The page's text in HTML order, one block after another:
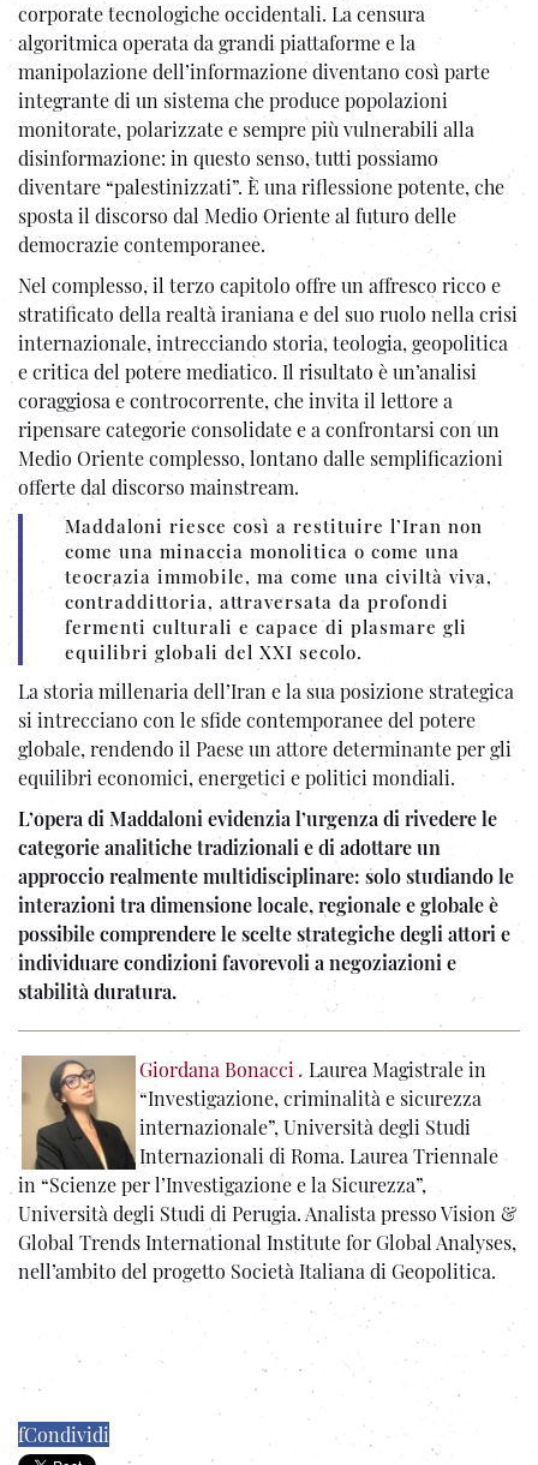
corporate tecnologiche occidentali. La censura
algoritmica operata da grandi piattaforme e la
manipolazione dell’informazione diventano così parte
integrante di un sistema che produce popolazioni
monitorate, polarizzate e sempre più vulnerabili alla
disinformazione: in questo senso, tutti possiamo
diventare “palestinizzati”. È una riflessione potente, che
sposta il discorso dal Medio Oriente al futuro delle
democrazie contemporanee.
Nel complesso, il terzo capitolo offre un affresco ricco e
stratificato della realtà iraniana e del suo ruolo nella crisi
internazionale, intrecciando storia, teologia, geopolitica
e critica del potere mediatico. Il risultato è un’analisi
coraggiosa e controcorrente, che invita il lettore a
ripensare categorie consolidate e a confrontarsi con un
Medio Oriente complesso, lontano dalle semplificazioni
offerte dal discorso mainstream.
Maddaloni riesce così a restituire l’Iran non
come una minaccia monolitica o come una
teocrazia immobile, ma come una civiltà viva,
contraddittoria, attraversata da profondi
fermenti culturali e capace di plasmare gli
equilibri globali del XXI secolo.
La storia millenaria dell’Iran e la sua posizione strategica
si intrecciano con le sfide contemporanee del potere
globale, rendendo il Paese un attore determinante per gli
equilibri economici, energetici e politici mondiali.
L’opera di Maddaloni evidenzia l’urgenza di rivedere le
categorie analitiche tradizionali e di adottare un
approccio realmente multidisciplinare: solo studiando le
interazioni tra dimensione locale, regionale e globale è
possibile comprendere le scelte strategiche degli attori e
individuare condizioni favorevoli a negoziazioni e
stabilità duratura.
Giordana Bonacci . Laurea Magistrale in
“Investigazione, criminalità e sicurezza
internazionale”, Università degli Studi
Internazionali di Roma. Laurea Triennale
in “Scienze per l’Investigazione e la Sicurezza”,
Università degli Studi di Perugia. Analista presso Vision &
Global Trends International Institute for Global Analyses,
nell’ambito del progetto Società Italiana di Geopolitica.
fCondividi